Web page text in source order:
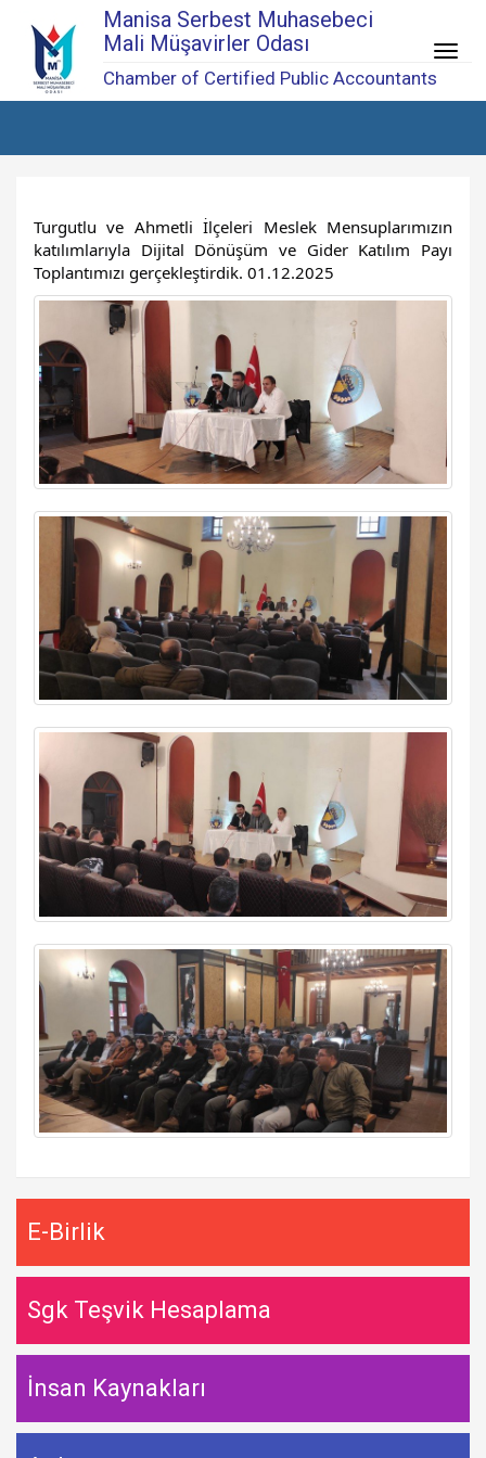
Menü
Manisa Serbest Muhasebeci
Mali Müşavirler Odası
Chamber of Certified Public Accountants
Turgutlu ve Ahmetli İlçeleri Meslek Mensuplarımızın
katılımlarıyla Dijital Dönüşüm ve Gider Katılım Payı
Toplantımızı gerçekleştirdik. 01.12.2025
E-Birlik
Sgk Teşvik Hesaplama
İnsan Kaynakları